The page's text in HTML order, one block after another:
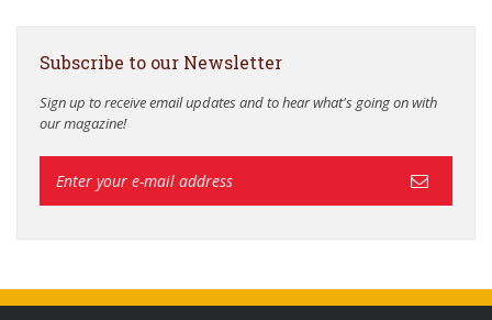
Subscribe to our Newsletter
Sign up to receive email updates and to hear what's going on with
our magazine!